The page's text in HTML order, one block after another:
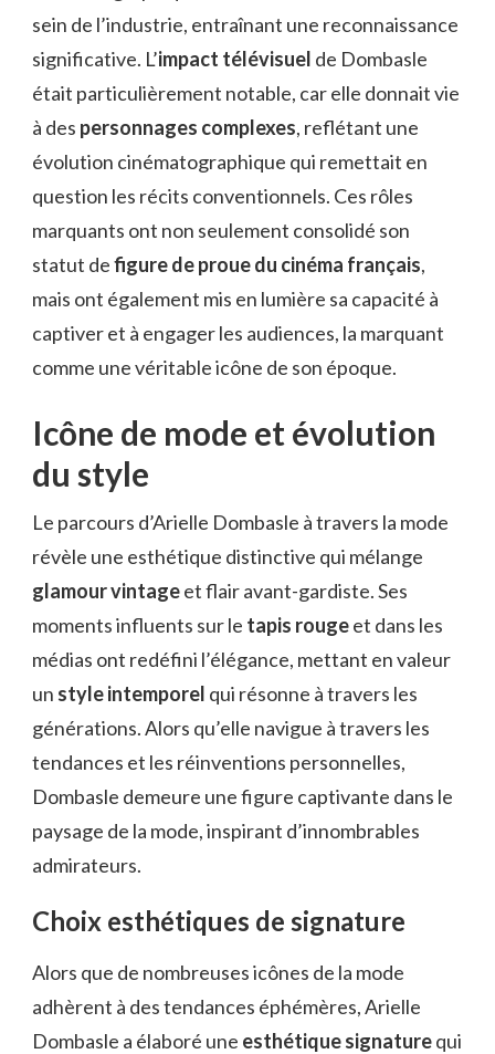
sein de l’industrie, entraînant une reconnaissance
significative. L’impact télévisuel de Dombasle
était particulièrement notable, car elle donnait vie
à des personnages complexes, reflétant une
évolution cinématographique qui remettait en
question les récits conventionnels. Ces rôles
marquants ont non seulement consolidé son
statut defigure de proue du cinéma français,
mais ont également mis en lumière sa capacité à
captiver et à engager les audiences, la marquant
comme une véritable icône de son époque.
Icône de mode et évolution
du style
Le parcours d’Arielle Dombasle à travers la mode
révèle une esthétique distinctive qui mélange
glamour vintageet flair avant-gardiste. Ses
moments influents sur le tapis rougeet dans les
médias ont redéfini l’élégance, mettant en valeur
un style intemporel qui résonne à travers les
générations. Alors qu’elle navigue à travers les
tendances et les réinventions personnelles,
Dombasle demeure une figure captivante dans le
paysage de la mode, inspirant d’innombrables
admirateurs.
Choix esthétiques de signature
Alors que de nombreuses icônes de la mode
adhèrent à des tendances éphémères, Arielle
Dombasle a élaboré une esthétique signaturequi